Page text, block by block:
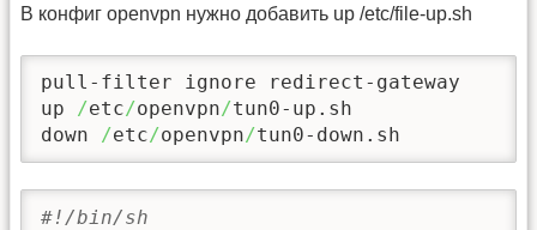
В конфиг openvpn нужно добавить up /etc/file-up.sh
pull-filter ignore redirect-gateway
up /etc/openvpn/tun0-up.sh
down /etc/openvpn/tun0-down.sh
#!/bin/sh